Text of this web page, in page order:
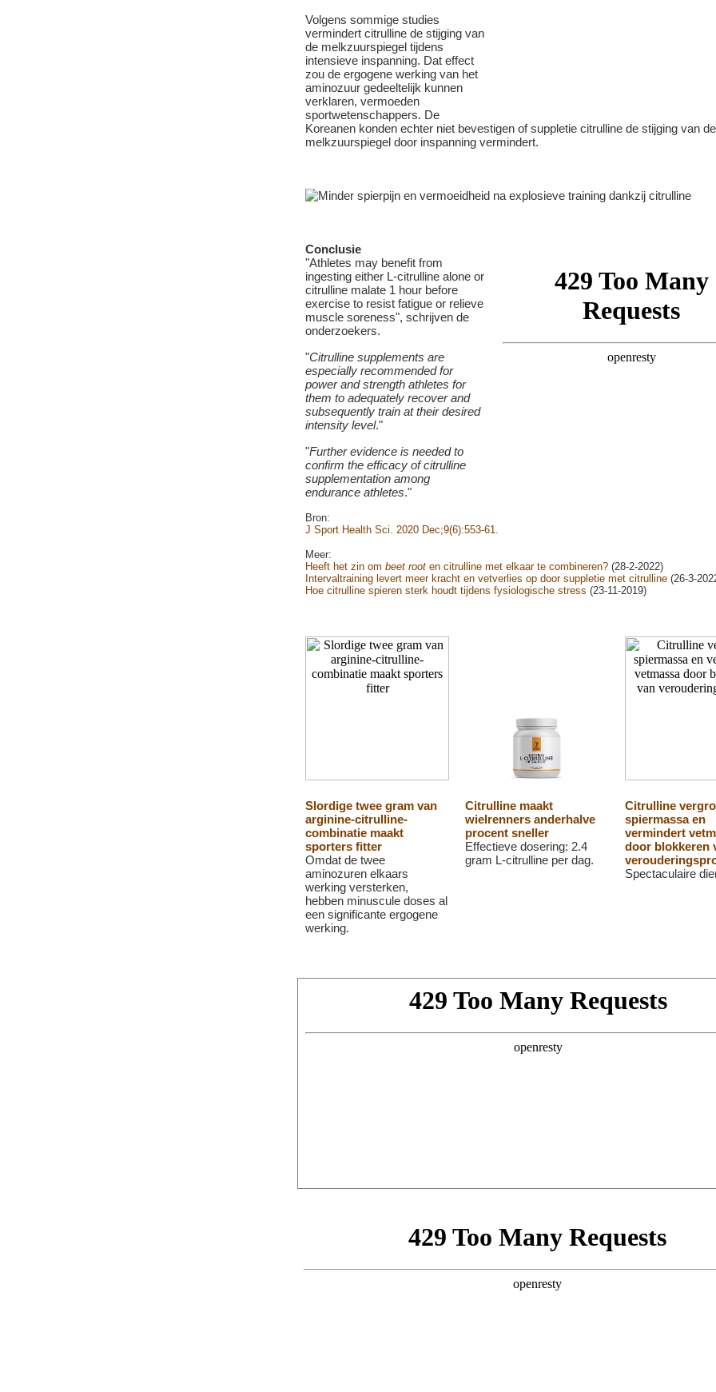
Volgens sommige studies
vermindert citrulline de stijging van
de melkzuurspiegel tijdens
intensieve inspanning. Dat effect
zou de ergogene werking van het
aminozuur gedeeltelijk kunnen
verklaren, vermoeden
sportwetenschappers. De
Koreanen konden echter niet bevestigen of suppletie citrulline de stijging van de
melkzuurspiegel door inspanning vermindert.
Conclusie
"Athletes may benefit from
ingesting either L-citrulline alone or
citrulline malate 1 hour before
exercise to resist fatigue or relieve
muscle soreness", schrijven de
onderzoekers.
"Citrulline supplements are
especially recommended for
power and strength athletes for
them to adequately recover and
subsequently train at their desired
intensity level."
"Further evidence is needed to
confirm the efficacy of citrulline
supplementation among
endurance athletes."
Bron:
J Sport Health Sci. 2020 Dec;9(6):553-61.
Meer:
Heeft het zin om beet root en citrulline met elkaar te combineren? (28-2-2022)
Intervaltraining levert meer kracht en vetverlies op door suppletie met citrulline (26-3-
Hoe citrulline spieren sterk houdt tijdens fysiologische stress (23-11-2019)
Slordige twee gram van
arginine-citrulline-
combinatie maakt
sporters fitter
Omdat de twee
aminozuren elkaars
werking versterken,
hebben minuscule doses al
een significante ergogene
werking.
Citrulline maakt
wielrenners anderhalve
procent sneller
Effectieve dosering: 2.4
gram L-citrulline per dag.
Citrulline
spiermassa en
vermindert
door blokkeren
Spectaculaire